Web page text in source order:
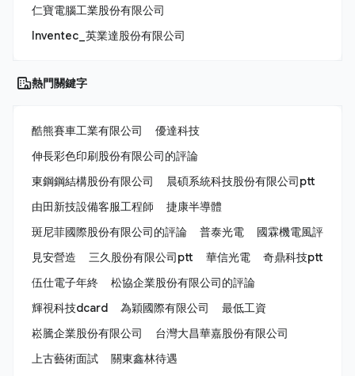
仁寶電腦工業股份有限公司
Inventec_英業達股份有限公司
熱門關鍵字
酷熊賽車工業有限公司
優達科技
伸長彩色印刷股份有限公司的評論
東鋼鋼結構股份有限公司
晨碩系統科技股份有限公司ptt
由田新技設備客服工程師
捷康半導體
斑尼菲國際股份有限公司的評論
普泰光電
國霖機電風評
見安營造
三久股份有限公司ptt 華信光電
奇鼎科技ptt
伍仕電子年終
松協企業股份有限公司的評論
輝視科技dcard
為穎國際有限公司
最低工資
崧騰企業股份有限公司
台灣大昌華嘉股份有限公司
上古藝術面試
關東鑫林待遇